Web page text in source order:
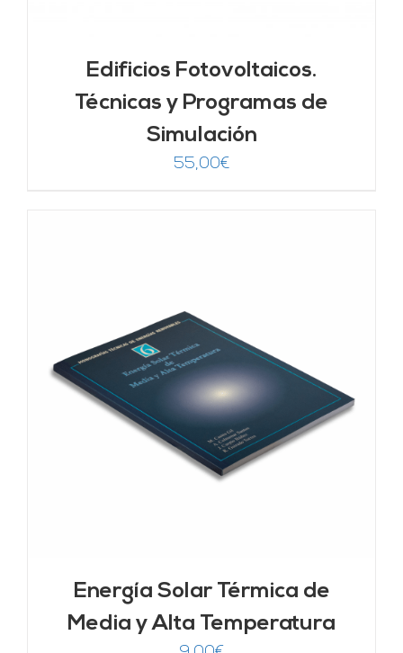
Edificios Fotovoltaicos.
Técnicas y Programas de
Simulación
55,00€
Energía Solar Térmica de
Media y Alta Temperatura